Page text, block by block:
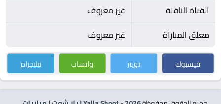
القناة الناقلة
غير معروف
معلق المباراة
غير معروف
فيسبوك تويتر واتساب تيليجرام